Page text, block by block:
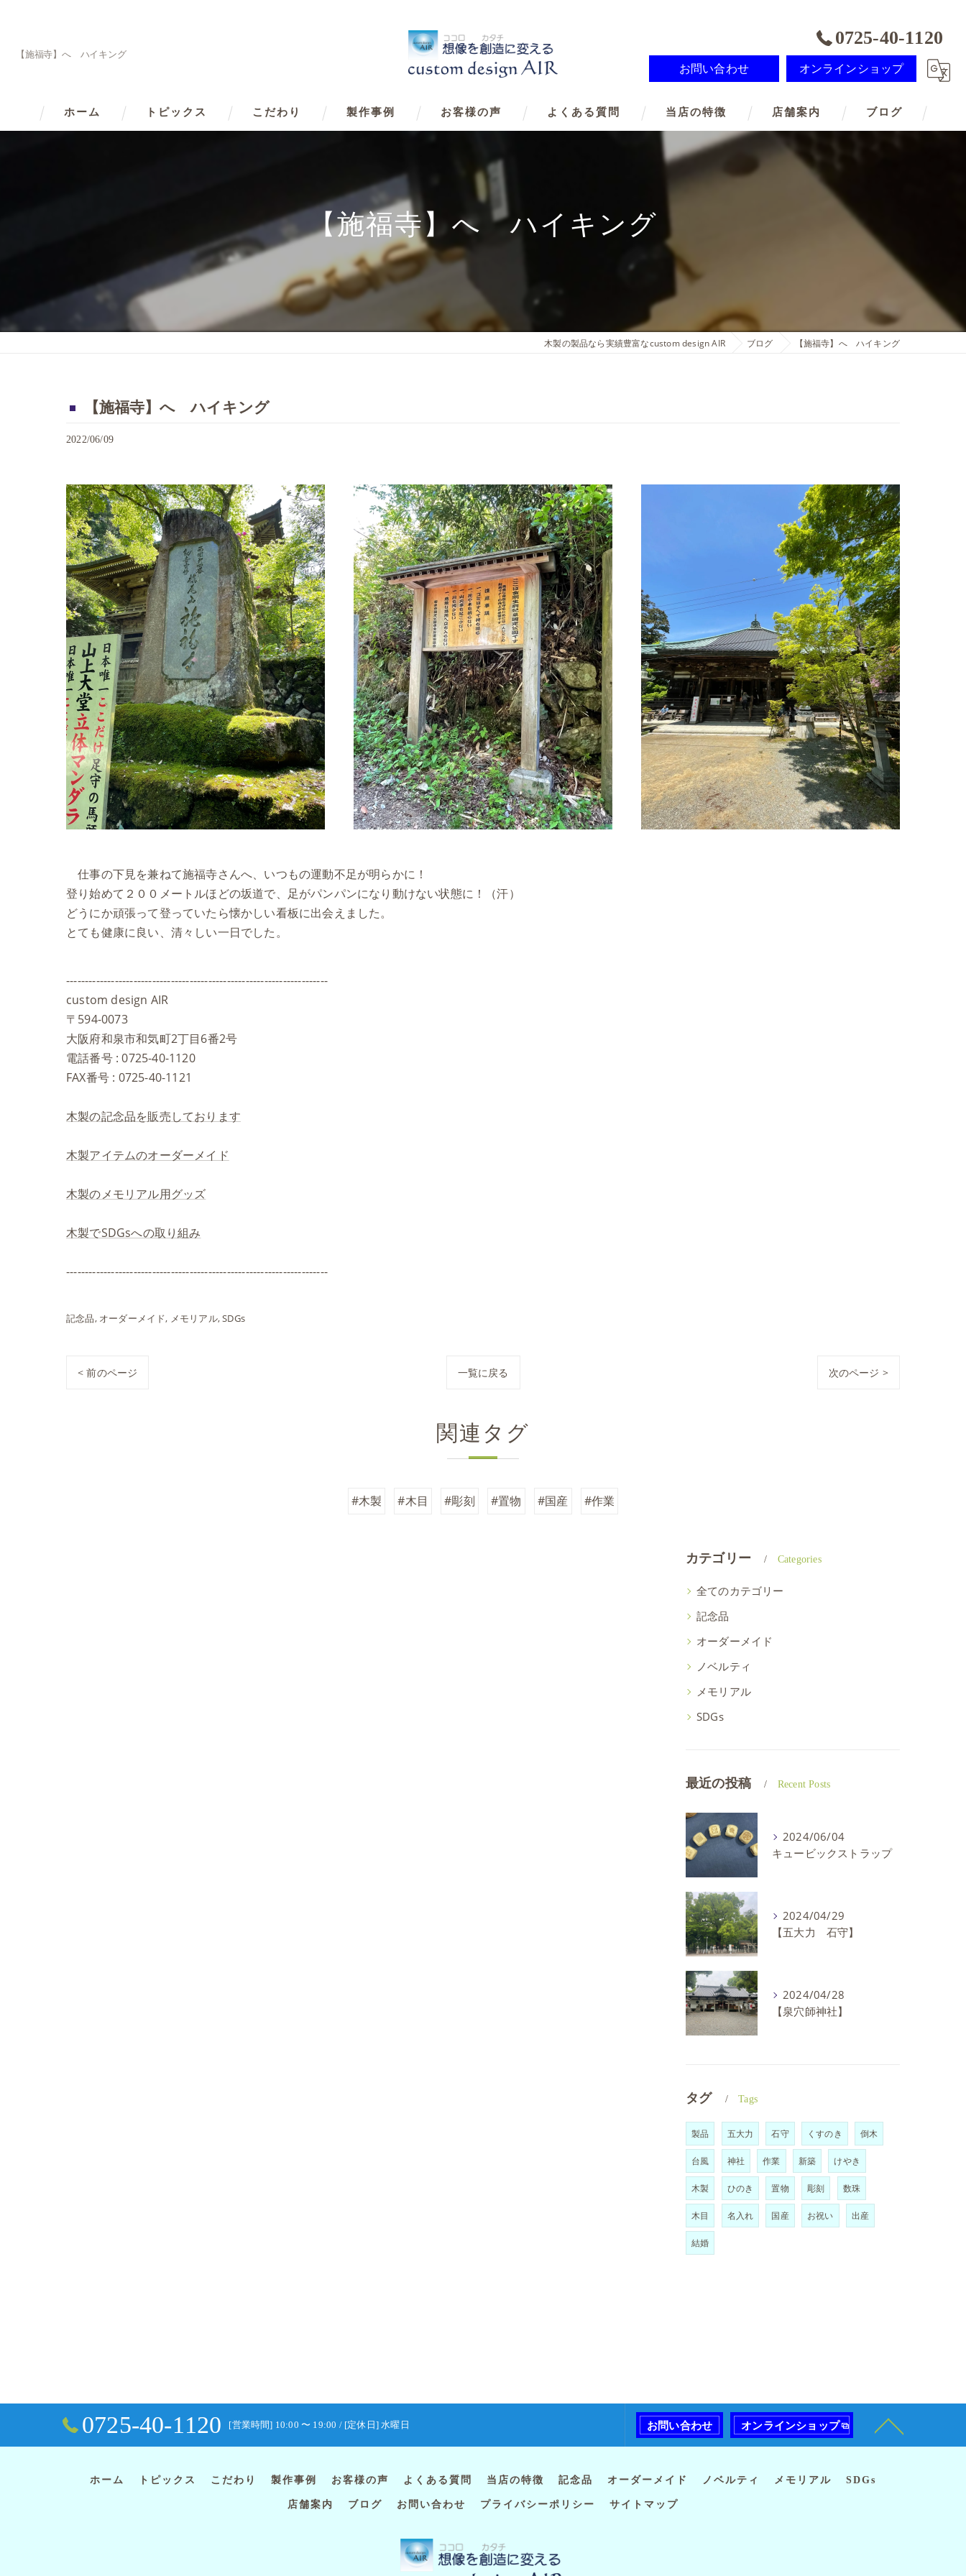
【施福寺】へ ハイキング
0725-40-1120
お問い合わせ オンラインショップ
ホーム トピックス こだわり 製作事例 お客様の声 よくある質問 当店の特徴
記念品
メモリアル
SDGs
店舗案内 ブログ
【施福寺】へ ハイキング
木製の製品なら実績豊富なcustom design AIR ブログ 【施福寺】へ ハイキング
【施福寺】へ ハイキング
2022/06/09
仕事の下見を兼ねて施福寺さんへ、いつもの運動不足が明らかに！
登り始めて２００メートルほどの坂道で、足がパンパンになり動けない状態に！（汗）
どうにか頑張って登っていたら懐かしい看板に出会えました。
とても健康に良い、清々しい一日でした。
----------------------------------------------------------------------
custom design AIR
〒594-0073
大阪府和泉市和気町2丁目6番2号
電話番号 : 0725-40-1120
FAX番号 : 0725-40-1121
木製の記念品を販売しております
木製アイテムのオーダーメイド
木製のメモリアル用グッズ
木製でSDGsへの取り組み
----------------------------------------------------------------------
記念品 オーダーメイド メモリアル SDGs
< 前のページ 一覧に戻る 次のページ >
関連タグ
#木製 #木目 #彫刻 #置物 #国産 #作業
カテゴリー Categories
全てのカテゴリー
記念品
オーダーメイド
ノベルティ
メモリアル
SDGs
最近の投稿 Recent Posts
2024/06/04
キュービックストラップ
2024/04/29
【五大力 石守】
2024/04/28
【泉穴師神社】
タグ Tags
製品 五大力 石守 くすのき 倒木
台風 神社 作業 新築 けやき
木製 ひのき 置物 彫刻 数珠
木目 名入れ 国産 お祝い 出産
結婚
0725-40-1120 [営業時間] 10:00 〜 19:00 / [定休日] 水曜日 お問い合わせ オンラインショップ
ホーム トピックス こだわり 製作事例 お客様の声 よくある質問 当店の特徴 記念品 オーダーメイド ノベルティ メモリアル SDGs
店舗案内 ブログ お問い合わせ プライバシーポリシー サイトマップ